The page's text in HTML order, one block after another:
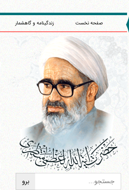
صفحه نخست زندگینامه و گاهشمار